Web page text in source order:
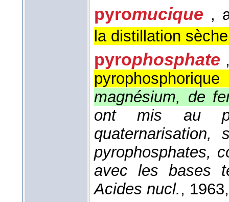
pyromucique ,
la distillation
pyrophosphate
magnésium, de
ont mis au
quaternarisation,
pyrophosphates,
avec les bases
Acides nucl., 1963